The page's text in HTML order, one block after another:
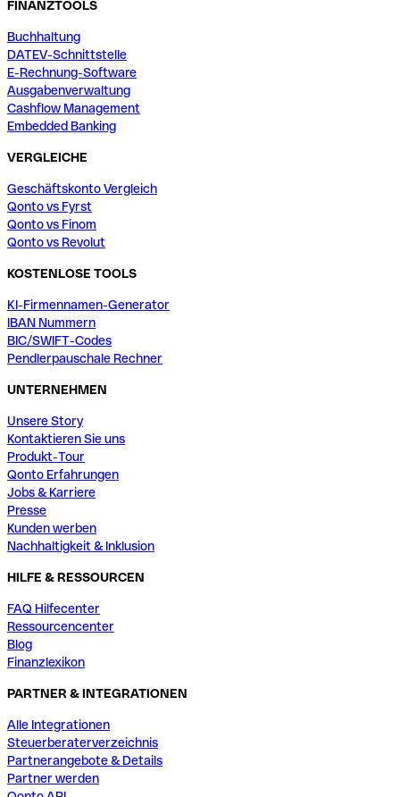
FINANZTOOLS
Buchhaltung
DATEV-Schnittstelle
E-Rechnung-Software
Ausgabenverwaltung
Cashflow Management
Embedded Banking
VERGLEICHE
Geschäftskonto Vergleich
Qonto vs Fyrst
Qonto vs Finom
Qonto vs Revolut
KOSTENLOSE TOOLS
KI-Firmennamen-Generator
IBAN Nummern
BIC/SWIFT-Codes
Pendlerpauschale Rechner
UNTERNEHMEN
Unsere Story
Kontaktieren Sie uns
Produkt-Tour
Qonto Erfahrungen
Jobs & Karriere
Presse
Kunden werben
Nachhaltigkeit & Inklusion
HILFE & RESSOURCEN
FAQ Hilfecenter
Ressourcencenter
Blog
Finanzlexikon
PARTNER & INTEGRATIONEN
Alle Integrationen
Steuerberaterverzeichnis
Partnerangebote & Details
Partner werden